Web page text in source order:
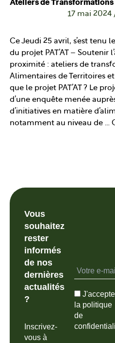
Ateliers de Transformations
17 mai 2024
Ce Jeudi 25 avril, s’est tenu
du projet PAT’AT – Soutenir
proximité : ateliers de
Alimentaires de Territoires
que le projet PAT’AT ? Le
d’une enquête menée
d’initiatives en matière
notamment au niveau de …
Vous
souhaitez
rester
informés
de nos
dernières
actualités
?
Inscrivez-
vous à
J'accepte
la politique
de